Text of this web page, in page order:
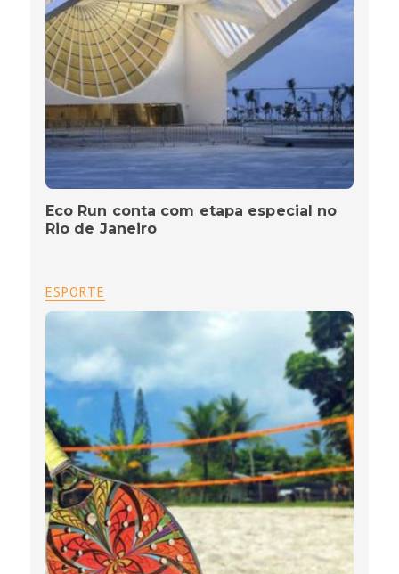
Eco Run conta com etapa especial no
Rio de Janeiro
ESPORTE